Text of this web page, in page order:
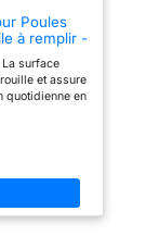
Poules
à remplir -
oies
La surface
et assure
quotidienne en
CAPACITÉ
les canards,
- Le
rapide et